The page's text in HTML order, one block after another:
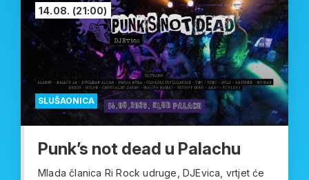
SLUŠAONICA
14.08. (21:00)
Punk’s not dead u Palachu
Mlada članica Ri Rock udruge, DJEvica, vrtjet će